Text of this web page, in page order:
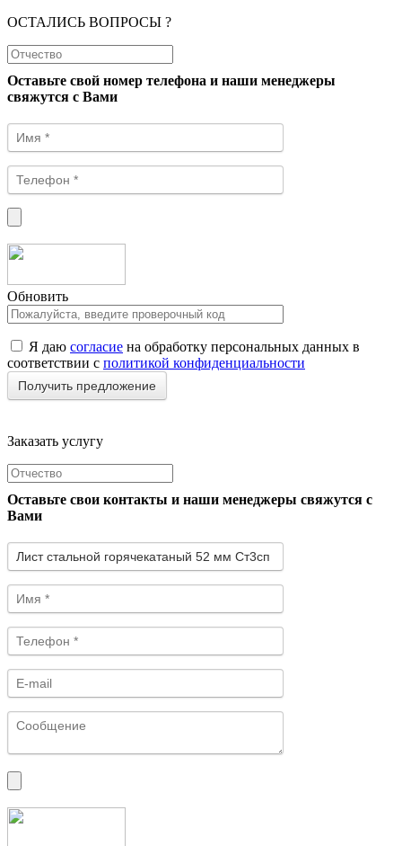
ОСТАЛИСЬ ВОПРОСЫ ?
Оставьте свой номер телефона и наши менеджеры
свяжутся с Вами
Обновить
Я даю согласие на обработку персональных данных в
соответствии с политикой конфиденциальности
Заказать услугу
Оставьте свои контакты и наши менеджеры свяжутся с
Вами